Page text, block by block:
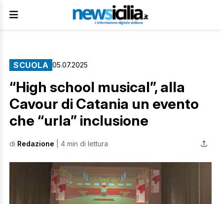
SCUOLA 05.07.2025
“High school musical”, alla
Cavour di Catania un evento
che “urla” inclusione
di Redazione | 4 min di lettura